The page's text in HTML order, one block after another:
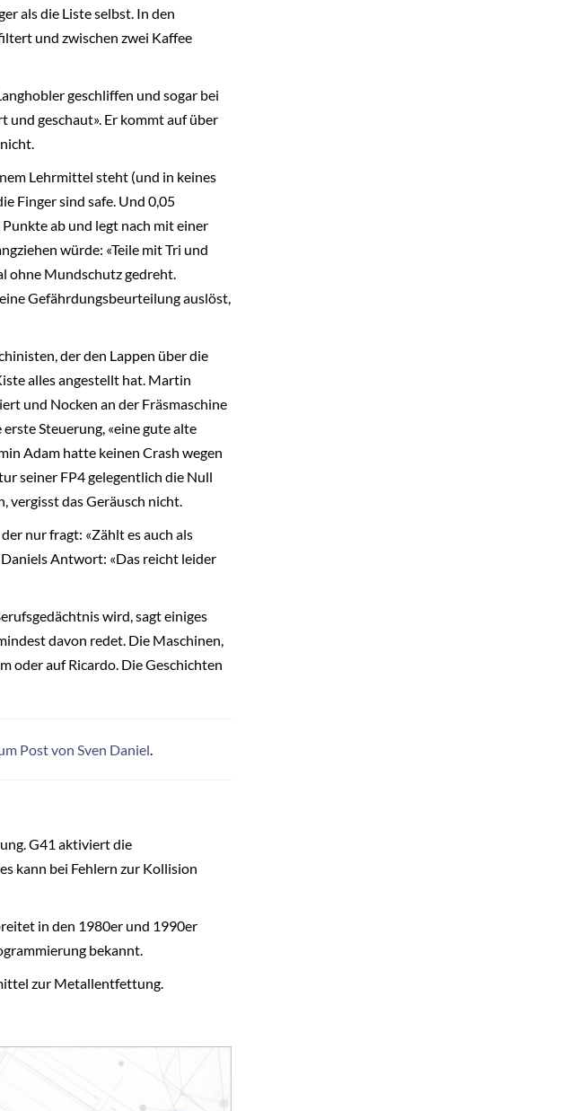
als die Liste selbst. In den
und zwischen zwei Kaffee
geschliffen und sogar bei
geschaut». Er kommt auf über
Lehrmittel steht (und in keines
Finger sind safe. Und 0,05
ab und legt nach mit einer
würde: «Teile mit Tri und
ohne Mundschutz gedreht.
Gefährdungsbeurteilung auslöst,
der den Lappen über die
alles angestellt hat. Martin
und Nocken an der Fräsmaschine
Steuerung, «eine gute alte
Adam hatte keinen Crash wegen
seiner FP4 gelegentlich die Null
vergisst das Geräusch nicht.
nur fragt: «Zählt es auch als
Daniels Antwort: «Das reicht leider
wird, sagt einiges
davon redet. Die Maschinen,
oder auf Ricardo. Die Geschichten
Post von Sven Daniel.
G41 aktiviert die
kann bei Fehlern zur Kollision
in den 1980er und 1990er
bekannt.
zur Metallentfettung.